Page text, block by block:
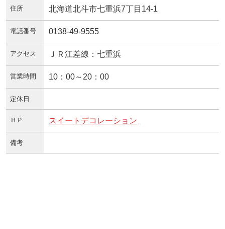
住所 北海道北斗市七重浜7丁目14-1
電話番号 0138-49-9555
アクセス ＪＲ江差線：七重浜
営業時間 10：00～20：00
定休日
ＨＰ スイートデコレーション
備考